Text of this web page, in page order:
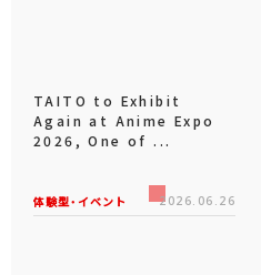
TAITO to Exhibit
Again at Anime Expo
2026, One of ...
体験型・イベント 2026.06.26